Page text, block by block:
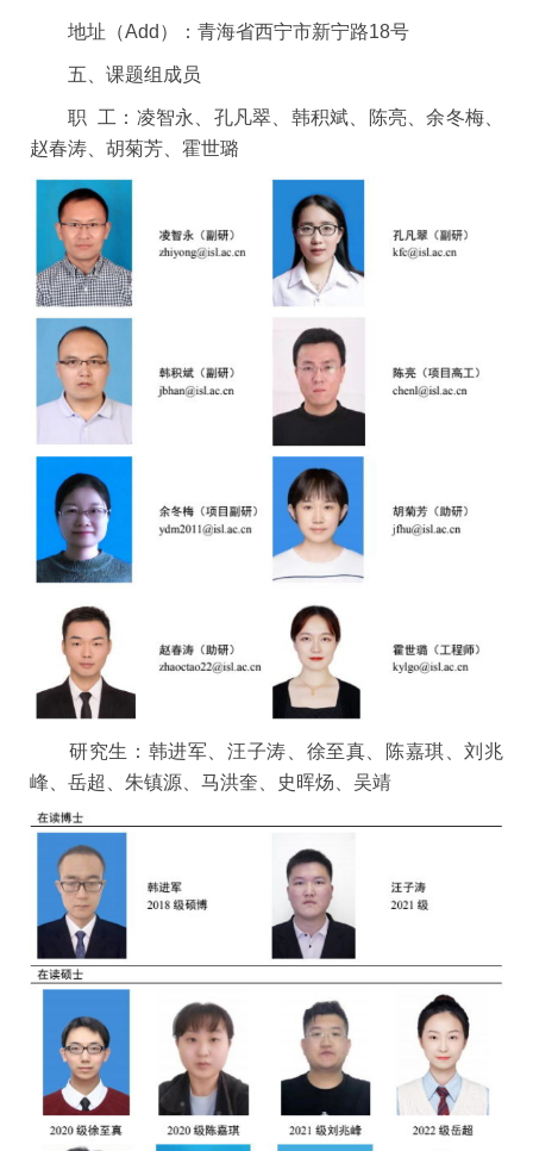
地址（Add ）：青海省西宁市新宁路18号
五、课题组成员
职 工： 凌智永、 孔凡翠、 韩积斌、 陈亮、余冬梅、
赵春涛、 胡菊芳、霍世璐
研究生： 韩进军、汪子涛、 徐至真、陈嘉琪、刘兆
峰、岳超、朱镇源、马洪奎、史晖炀、吴靖